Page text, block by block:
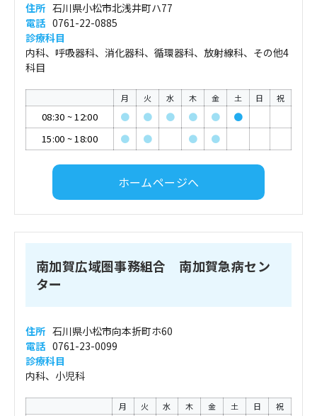
住所 石川県小松市北浅井町ハ77
電話 0761-22-0885
診療科目
内科、呼吸器科、消化器科、循環器科、放射線科、その他4
科目
月 火 水 木 金 土 日 祝
08:30 ~12:00 ● ● ● ● ●
●
15:00 ~18:00 ● ● ● ●
ホームページへ
南加賀広域圏事務組合 南加賀急病セン
ター
住所 石川県小松市向本折町ホ60
電話 0761-23-0099
診療科目
内科、小児科
月 火 水 木 金 土 日 祝